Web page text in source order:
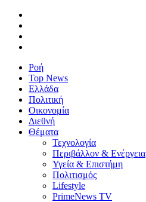
Ροή
Top News
Ελλάδα
Πολιτική
Οικονομία
Διεθνή
Θέματα
Τεχνολογία
Περιβάλλον & Ενέργεια
Υγεία & Επιστήμη
Πολιτισμός
Lifestyle
PrimeNews TV